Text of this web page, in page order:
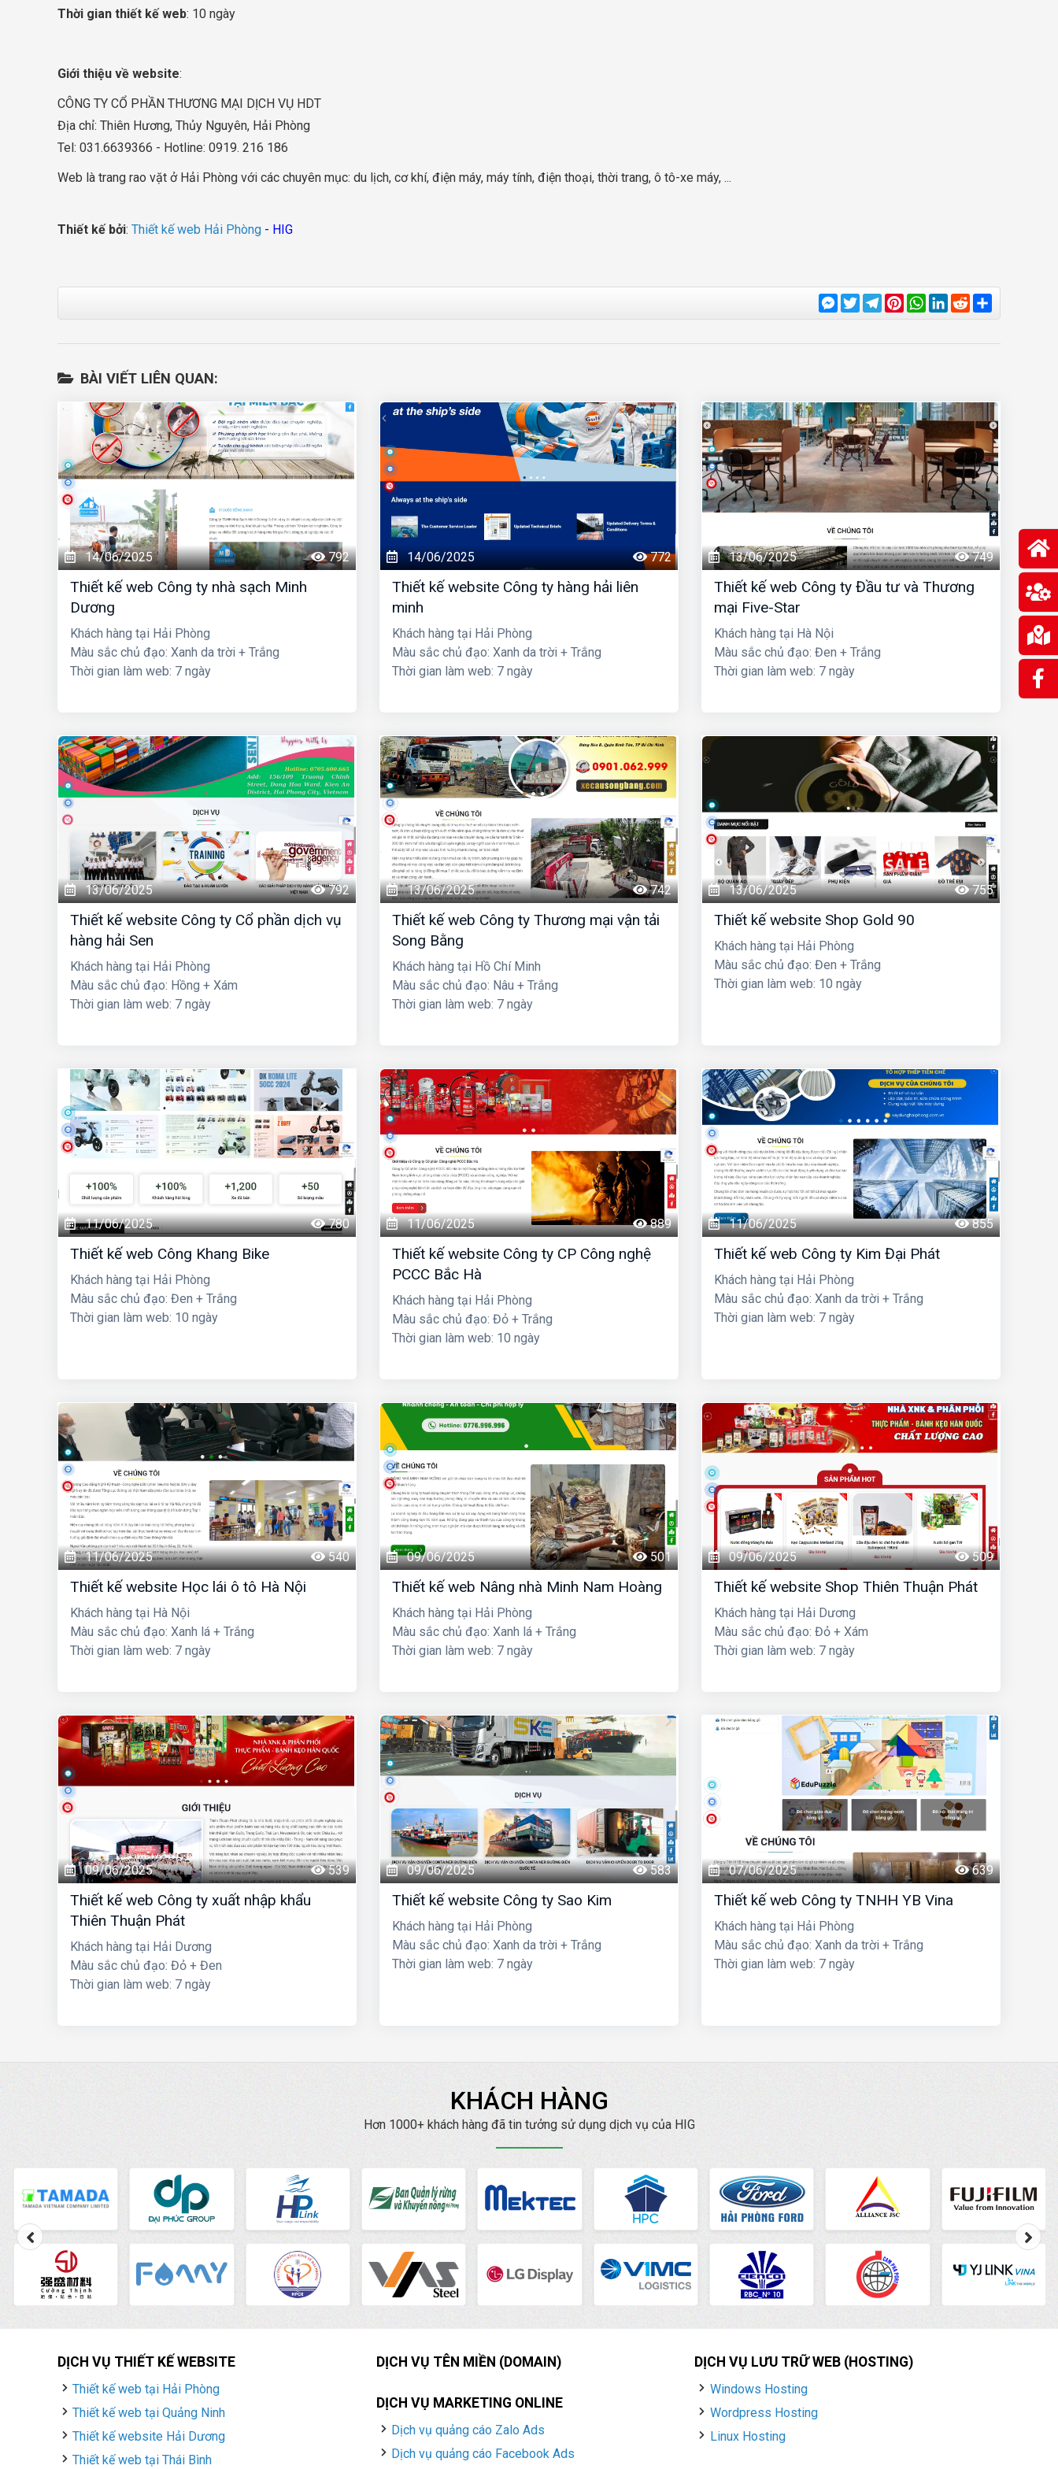
Thời gian thiết kế web: 10 ngày
Giới thiệu về website:
CÔNG TY CỔ PHẦN THƯƠNG MẠI DỊCH VỤ HDT
Địa chỉ: Thiên Hương, Thủy Nguyên, Hải Phòng
Tel: 031.6639366 - Hotline: 0919. 216 186
Web là trang rao vặt ở Hải Phòng với các chuyên mục: du lịch, cơ khí, điện máy, máy tính, điện thoại, thời trang, ô tô-xe máy, ...
Thiết kế bởi: Thiết kế web Hải Phòng - HIG
Messenger
TwitterTelegram
Pinterest
WhatsApp
LinkedIn
Reddit
BÀI VIẾT LIÊN QUAN:
14/06/2025 792
Thiết kế web Công ty nhà sạch Minh
Dương
Khách hàng tại Hải Phòng
Màu sắc chủ đạo: Xanh da trời + Trắng
Thời gian làm web: 7 ngày
14/06/2025 772
Thiết kế website Công ty hàng hải liên
minh
Khách hàng tại Hải Phòng
Màu sắc chủ đạo: Xanh da trời + Trắng
Thời gian làm web: 7 ngày
13/06/2025 749
Thiết kế web Công ty Đầu tư và Thương
mại Five-Star
Khách hàng tại Hà Nội
Màu sắc chủ đạo: Đen + Trắng
Thời gian làm web: 7 ngày
13/06/2025 792
Thiết kế website Công ty Cổ phần dịch vụ
hàng hải Sen
Khách hàng tại Hải Phòng
Màu sắc chủ đạo: Hồng + Xám
Thời gian làm web: 7 ngày
13/06/2025 742
Thiết kế web Công ty Thương mại vận tải
Song Bằng
Khách hàng tại Hồ Chí Minh
Màu sắc chủ đạo: Nâu + Trắng
Thời gian làm web: 7 ngày
13/06/2025 755
Thiết kế website Shop Gold 90
Khách hàng tại Hải Phòng
Màu sắc chủ đạo: Đen + Trắng
Thời gian làm web: 10 ngày
11/06/2025 780
Thiết kế web Công Khang Bike
Khách hàng tại Hải Phòng
Màu sắc chủ đạo: Đen + Trắng
Thời gian làm web: 10 ngày
11/06/2025 889
Thiết kế website Công ty CP Công nghệ
PCCC Bắc Hà
Khách hàng tại Hải Phòng
Màu sắc chủ đạo: Đỏ + Trắng
Thời gian làm web: 10 ngày
11/06/2025 855
Thiết kế web Công ty Kim Đại Phát
Khách hàng tại Hải Phòng
Màu sắc chủ đạo: Xanh da trời + Trắng
Thời gian làm web: 7 ngày
11/06/2025 540
Thiết kế website Học lái ô tô Hà Nội
Khách hàng tại Hà Nội
Màu sắc chủ đạo: Xanh lá + Trắng
Thời gian làm web: 7 ngày
09/06/2025 501
Thiết kế web Nâng nhà Minh Nam Hoàng
Khách hàng tại Hải Phòng
Màu sắc chủ đạo: Xanh lá + Trắng
Thời gian làm web: 7 ngày
09/06/2025 509
Thiết kế website Shop Thiên Thuận Phát
Khách hàng tại Hải Dương
Màu sắc chủ đạo: Đỏ + Xám
Thời gian làm web: 7 ngày
09/06/2025 539
Thiết kế web Công ty xuất nhập khẩu
Thiên Thuận Phát
Khách hàng tại Hải Dương
Màu sắc chủ đạo: Đỏ + Đen
Thời gian làm web: 7 ngày
09/06/2025 583
Thiết kế website Công ty Sao Kim
Khách hàng tại Hải Phòng
Màu sắc chủ đạo: Xanh da trời + Trắng
Thời gian làm web: 7 ngày
07/06/2025 639
Thiết kế web Công ty TNHH YB Vina
Khách hàng tại Hải Phòng
Màu sắc chủ đạo: Xanh da trời + Trắng
Thời gian làm web: 7 ngày
KHÁCH HÀNG
Hơn 1000+ khách hàng đã tin tưởng sử dụng dịch vụ của HIG
DỊCH VỤ THIẾT KẾ WEBSITE
Thiết kế web tại Hải Phòng
Thiết kế web tại Quảng Ninh
Thiết kế website Hải Dương
Thiết kế web tại Thái Bình
DỊCH VỤ TÊN MIỀN (DOMAIN)
DỊCH VỤ MARKETING ONLINE
Dịch vụ quảng cáo Zalo Ads
Dịch vụ quảng cáo Facebook Ads
DỊCH VỤ LƯU TRỮ WEB (HOSTING)
Windows Hosting
Wordpress Hosting
Linux Hosting